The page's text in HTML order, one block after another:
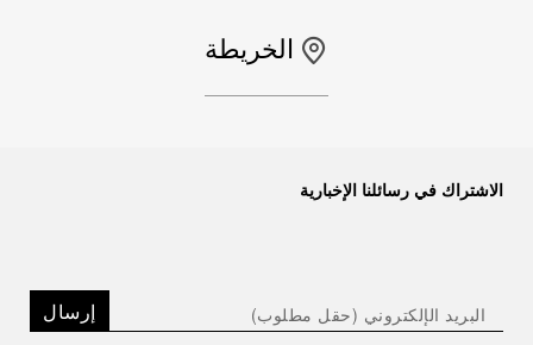
الخريطة
الاشتراك في رسائلنا الإخبارية
إرسال